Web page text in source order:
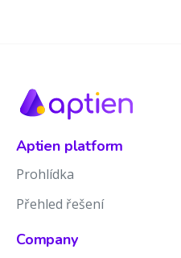
Aptien platform
Prohlídka
Přehled řešení
Company